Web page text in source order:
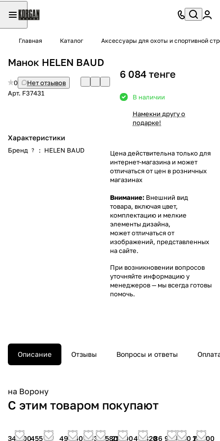
Главная Каталог Аксессуары для охоты и спортивной
Манок HELEN BAUD
0
Нет отзывов
Арт. F37431
Характеристики
Бренд ? : HELEN BAUD
6 084 тенге
В наличии
Намекни другу о
подарке!
Цена действительна только для
интернет-магазина и может
отличаться от цен в розничных
магазинах
Внимание: Внешний вид
товара, включая цвет,
комплектацию и мелкие
элементы дизайна,
может отличаться от
изображений, представленных
на сайте.
При возникновении вопросов
уточняйте информацию у
менеджеров— мы всегда готовы
помочь.
Описание Отзывы Вопросы и ответы
на Ворону
С этим товаром покупают
34 400455
49 5602 9302 58021 10049 82086 950
50 760
19 100